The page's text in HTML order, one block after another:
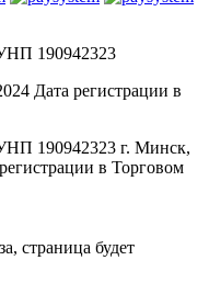
190942323
Дата регистрации в
190942323 г. Минск,
в Торговом
страница будет